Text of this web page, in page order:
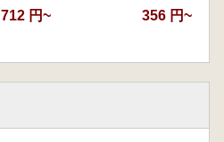
712 円~ 356 円~